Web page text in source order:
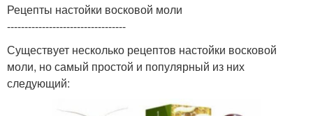
Рецепты настойки восковой моли
----------------------------------
Существует несколько рецептов настойки восковой
моли, но самый простой и популярный из них
следующий: